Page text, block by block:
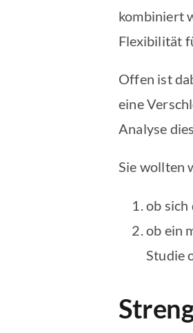
kombiniert
Flexibilität
Offen ist
eine
Analyse
Sie wollten
ob sich
ob ein
Studie